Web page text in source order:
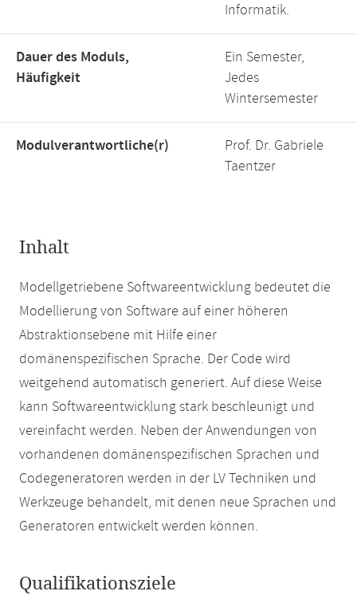
Informatik.
Dauer des Moduls,
Häufigkeit
Ein Semester,
Jedes
Wintersemester
Modulverantwortliche(r)
Prof. Dr. Gabriele
Taentzer
Inhalt
Modellgetriebene Softwareentwicklung bedeutet die
Modellierung von Software auf einer höheren
Abstraktionsebene mit Hilfe einer
domänenspezifischen Sprache. Der Code wird
weitgehend automatisch generiert. Auf diese Weise
kann Softwareentwicklung stark beschleunigt und
vereinfacht werden. Neben der Anwendungen von
vorhandenen domänenspezifischen Sprachen und
Codegeneratoren werden in der LV Techniken und
Werkzeuge behandelt, mit denen neue Sprachen und
Generatoren entwickelt werden können.
Qualifikationsziele